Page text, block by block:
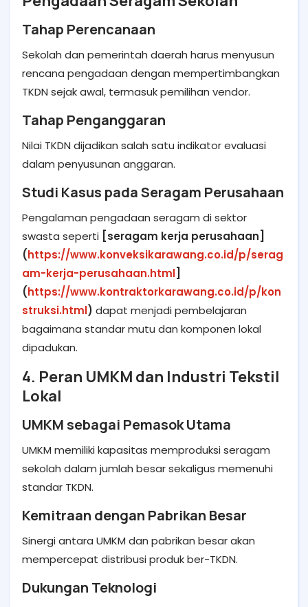
Tahap Perencanaan
Sekolah dan pemerintah daerah harus menyusun
rencana pengadaan dengan mempertimbangkan
TKDN sejak awal, termasuk pemilihan vendor.
Tahap Penganggaran
Nilai TKDN dijadikan salah satu indikator evaluasi
dalam penyusunan anggaran.
Studi Kasus pada Seragam Perusahaan
Pengalaman pengadaan seragam di sektor
swasta seperti [seragam kerja perusahaan]
(https://www.konveksikarawang.co.id/p/serag
am-kerja-perusahaan.html]
(https://www.kontraktorkarawang.co.id/p/kon
struksi.html) dapat menjadi pembelajaran
bagaimana standar mutu dan komponen lokal
dipadukan.
4. Peran UMKM dan Industri Tekstil
Lokal
UMKM sebagai Pemasok Utama
UMKM memiliki kapasitas memproduksi seragam
sekolah dalam jumlah besar sekaligus memenuhi
standar TKDN.
Kemitraan dengan Pabrikan Besar
Sinergi antara UMKM dan pabrikan besar akan
mempercepat distribusi produk ber-TKDN.
Dukungan Teknologi